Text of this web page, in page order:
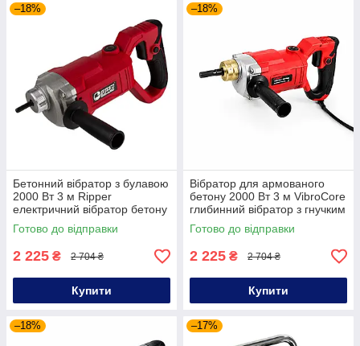
–18%
Бетонний вібратор з булавою
2000 Вт 3 м Ripper
електричний вібратор бетону
вібратор для опалубки
Готово до відправки
2 225 ₴ 2 704 ₴
Купити
–18%
Вібратор для армованого
бетону 2000 Вт 3 м VibroCore
глибинний вібратор з гнучким
валом для бетону
Готово до відправки
2 225 ₴ 2 704 ₴
Купити
–18% –17%